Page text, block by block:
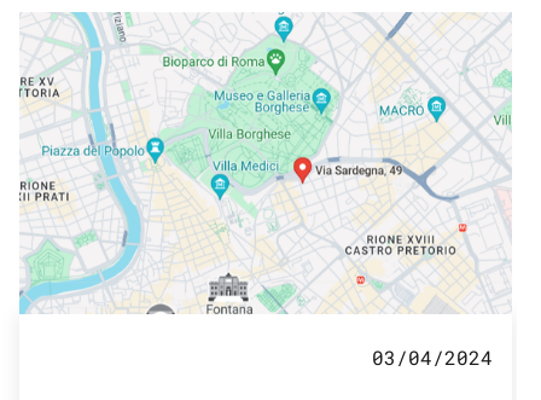
03/04/2024